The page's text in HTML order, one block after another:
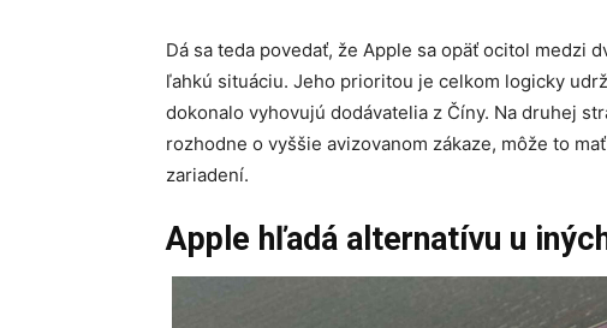
Dá sa teda povedať, že Apple sa opäť ocitol medzi
ľahkú situáciu. Jeho prioritou je celkom logicky
dokonalo vyhovujú dodávatelia z Číny. Na druhej
rozhodne o vyššie avizovanom zákaze, môže to
zariadení.
Apple hľadá alternatívu u